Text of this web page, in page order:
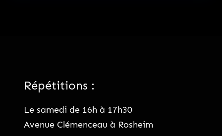
Répétitions :
Le samedi de 16h à 17h30
Avenue Clémenceau à Rosheim